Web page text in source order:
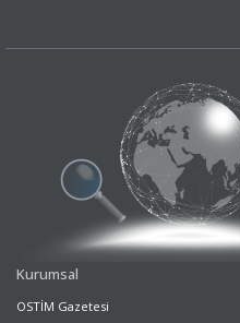
Kurumsal
OSTİM Gazetesi